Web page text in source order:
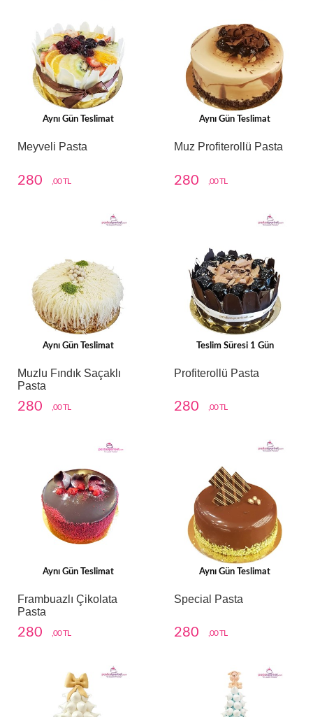
Aynı Gün Teslimat
Meyveli Pasta
280 ,00 TL
Aynı Gün Teslimat
Muz Profiterollü Pasta
280 ,00 TL
Aynı Gün Teslimat
Muzlu Fındık Saçaklı
Pasta
280 ,00 TL
Teslim Süresi 1 Gün
Profiterollü Pasta
280 ,00 TL
Aynı Gün Teslimat
Frambuazlı Çikolata
Pasta
280 ,00 TL
Aynı Gün Teslimat
Special Pasta
280 ,00 TL